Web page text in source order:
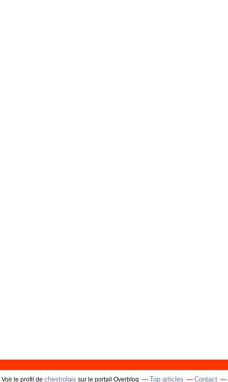
Voir le profil de chestrolais sur le portail Overblog Top articles Contact